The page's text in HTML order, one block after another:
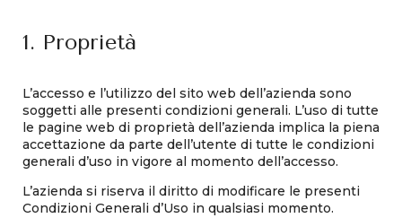
1. Proprietà
L’accesso e l’utilizzo del sito web dell’azienda sono
soggetti alle presenti condizioni generali. L’uso di tutte
le pagine web di proprietà dell’azienda implica la piena
accettazione da parte dell’utente di tutte le condizioni
generali d’uso in vigore al momento dell’accesso.
L’azienda si riserva il diritto di modificare le presenti
Condizioni Generali d’Uso in qualsiasi momento.